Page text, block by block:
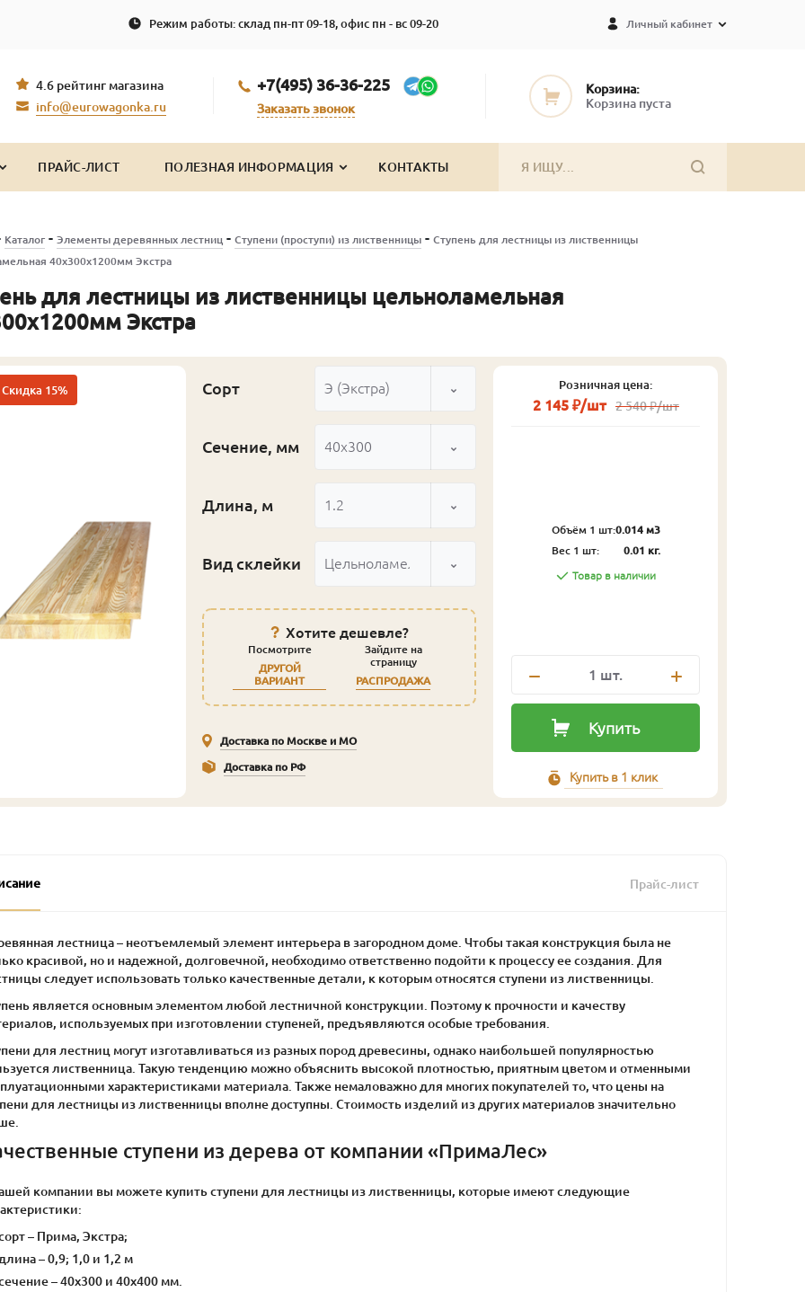
Режим работы: склад пн-пт 09-18, офис пн - вс 09-20 Личный кабинет
4.6 рейтинг магазина
info@eurowagonka.ru
+7(495) 36-36-225
Заказать звонок
Корзина:
Корзина пуста
ПРАЙС-ЛИСТ ПОЛЕЗНАЯ ИНФОРМАЦИЯ КОНТАКТЫ
Каталог- Элементы деревянных лестниц - Ступени (проступи) из лиственницы- Ступень для лестницы из лиственницы
40х300х1200мм Экстра
для лестницы из лиственницы цельноламельная
Экстра
Скидка 15% Сорт Э (Экстра)
Сечение, мм 40x300
Длина, м 1.2
Вид склейки Цельноламельный
Хотите дешевле?
Посмотрите
ДРУГОЙ
ВАРИАНТ
Зайдите на
страницу
РАСПРОДАЖА
Доставка по Москве и МО
Доставка по РФ
Розничная цена:
2 145 ₽/шт 2 540 ₽/шт
Объём 1 шт:0.014 м3
Вес 1 шт:
0.01 кг.
Товар в наличии
1 шт.
Купить
Купить в 1 клик
Прайс-лист
лестница – неотъемлемый элемент интерьера в загородном доме. Чтобы такая конструкция была не
красивой, но и надежной, долговечной, необходимо ответственно подойти к процессу ее создания. Для
следует использовать только качественные детали, к которым относятся ступени из лиственницы.
является основным элементом любой лестничной конструкции. Поэтому к прочности и качеству
используемых при изготовлении ступеней, предъявляются особые требования.
для лестниц могут изготавливаться из разных пород древесины, однако наибольшей популярностью
лиственница. Такую тенденцию можно объяснить высокой плотностью, приятным цветом и отменными
характеристиками материала. Также немаловажно для многих покупателей то, что цены на
для лестницы из лиственницы вполне доступны. Стоимость изделий из других материалов значительно
ступени из дерева от компании «ПримаЛес»
компании вы можете купить ступени для лестницы из лиственницы, которые имеют следующие
– Прима, Экстра;
длина – 0,9; 1,0 и 1,2 м
– 40х300 и 40х400 мм.